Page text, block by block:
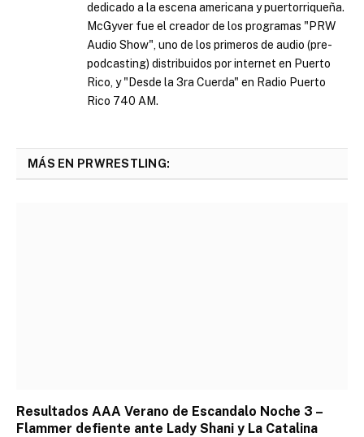
dedicado a la escena americana y puertorriqueña.
McGyver fue el creador de los programas "PRW
Audio Show", uno de los primeros de audio (pre-
podcasting) distribuidos por internet en Puerto
Rico, y "Desde la 3ra Cuerda" en Radio Puerto
Rico 740 AM.
MÁS EN PRWRESTLING:
Resultados AAA Verano de Escandalo Noche 3 –
Flammer defiente ante Lady Shani y La Catalina